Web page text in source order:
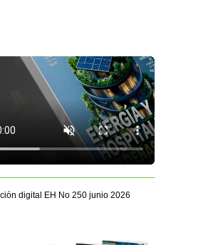
digital EH No 250 junio 2026